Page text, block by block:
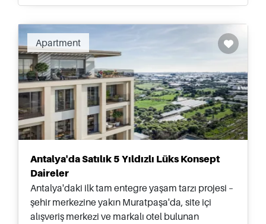
Apartment
Antalya'da Satılık 5 Yıldızlı Lüks Konsept
Daireler
Antalya'daki ilk tam entegre yaşam tarzı projesi –
şehir merkezine yakın Muratpaşa'da, site içi
alışveriş merkezi ve markalı otel bulunan